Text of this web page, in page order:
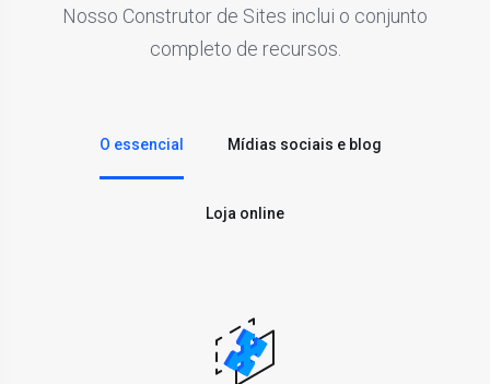
Nosso Construtor de Sites inclui o conjunto
completo de recursos.
O essencial Mídias sociais e blog
Loja online